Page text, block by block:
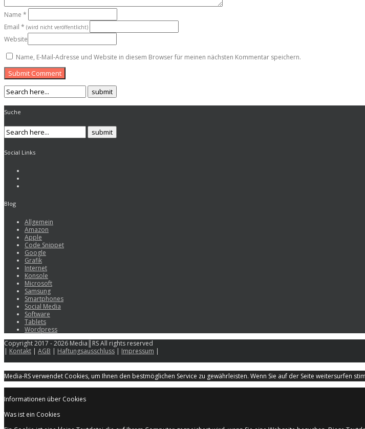
Name *
Email * (wird nicht veröffentlicht)
Website
Name, E-Mail-Adresse und Website in diesem Browser für meinen nächsten Kommentar speichern.
Submit Comment
Suche
Social Links
Blog
Allgemein
Amazon
Apple
Code Snippet
Google
Grafik
Internet
Konsole
Microsoft
Samsung
Smartphones
Social Media
Software
Tablets
Wordpress
Copyright 2017 - 2026 Media║RS All rights reserved
| Kontakt | AGB | Haftungsausschluss | Impressum |
Media-RS verwendet Cookies, um Ihnen den bestmöglichen Service zu gewährleisten. Wenn Sie auf der Seite weitersurfen
Informationen über Cookies
Was ist ein Cookies